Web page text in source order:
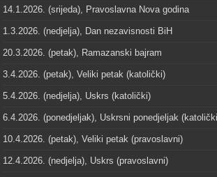
14.1.2026. (srijeda), Pravoslavna Nova godina
1.3.2026. (nedjelja), Dan nezavisnosti BiH
20.3.2026. (petak), Ramazanski bajram
3.4.2026. (petak), Veliki petak (katolički)
5.4.2026. (nedjelja), Uskrs (katolički)
6.4.2026. (ponedjeljak), Uskrsni ponedjeljak
10.4.2026. (petak), Veliki petak (pravoslavni)
12.4.2026. (nedjelja), Uskrs (pravoslavni)